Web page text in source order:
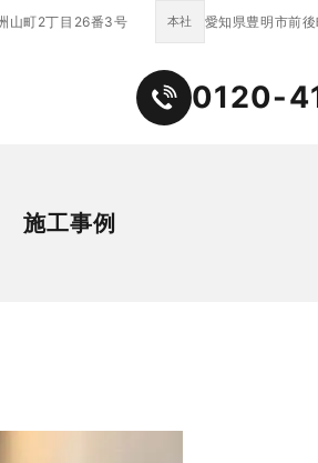
山町2丁目26番3号 本社 愛知県豊明市前
0120-
施工事例